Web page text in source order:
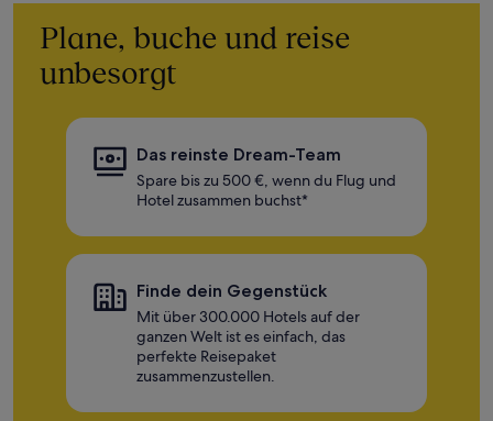
Plane, buche und reise
unbesorgt
Das reinste Dream-Team
Spare bis zu 500 €, wenn du Flug und
Hotel zusammen buchst*
Finde dein Gegenstück
Mit über 300.000 Hotels auf der
ganzen Welt ist es einfach, das
perfekte Reisepaket
zusammenzustellen.